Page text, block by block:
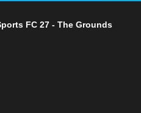
FC 27 - The Grounds